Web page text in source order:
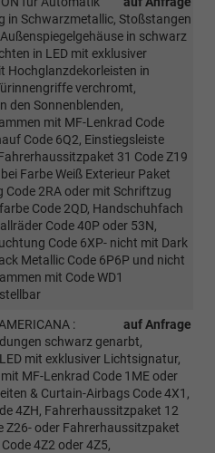
in Schwarzmetallic, Stoßstangen
in schwarz
in LED mit exklusiver
Hochglanzdekorleisten in
verchromt,
den Sonnenblenden,
mit MF-Lenkrad Code
Code 6Q2, Einstiegsleiste
31 Code Z19
Farbe Weiß Exterieur Paket
2RA oder mit Schriftzug
Code 2QD, Handschuhfach
Code 40P oder 53N,
Code 6XP- nicht mit Dark
Metallic Code 6P6P und nicht
mit Code WD1
auf Anfrage
:
schwarz genarbt,
mit exklusiver Lichtsignatur,
MF-Lenkrad Code 1ME oder
& Curtain-Airbags Code 4X1,
4ZH, Fahrerhaussitzpaket 12
Z26- oder Fahrerhaussitzpaket
4Z2 oder 4Z5,